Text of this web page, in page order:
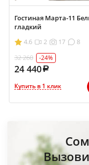
Гостиная Марта-11
гладкий
4.6
2 17
8
32 260
-24%
24 440
Купить в 1 клик